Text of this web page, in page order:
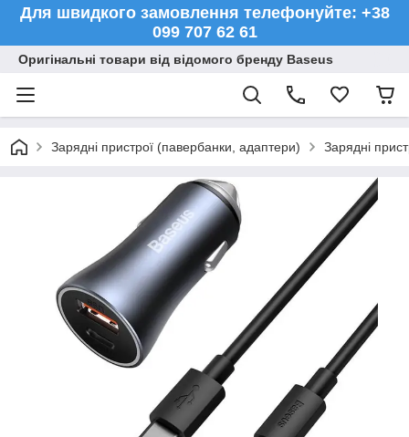
Для швидкого замовлення телефонуйте: +38
099 707 62 61
Оригінальні товари від відомого бренду Baseus
Зарядні пристрої (павербанки, адаптери) Зарядні